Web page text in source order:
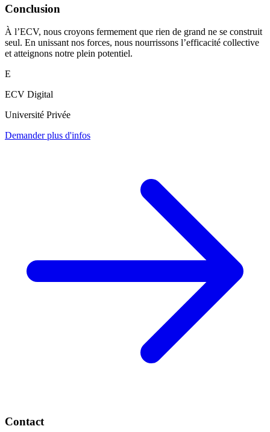
Conclusion
À l’ECV, nous croyons fermement que rien de grand ne se construit
seul. En unissant nos forces, nous nourrissons l’efficacité collective
et atteignons notre plein potentiel.
E
ECV Digital
Université Privée
Demander plus d'infos
Contact